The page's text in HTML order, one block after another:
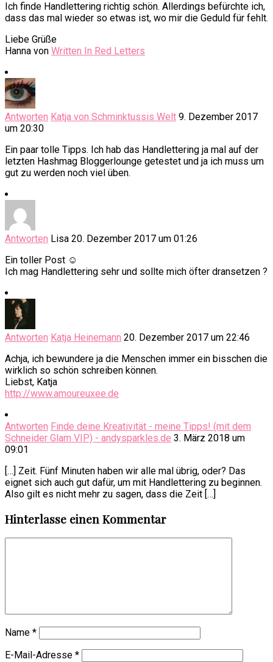
Ich finde Handlettering richtig schön. Allerdings befürchte ich,
dass das mal wieder so etwas ist, wo mir die Geduld für fehlt.
Liebe Grüße
Hanna von Written In Red Letters
Antworten Katja von Schminktussis Welt 9. Dezember 2017
um 20:30
Ein paar tolle Tipps. Ich hab das Handlettering ja mal auf der
letzten Hashmag Bloggerlounge getestet und ja ich muss um
gut zu werden noch viel üben.
Antworten Lisa 20. Dezember 2017 um 01:26
Ein toller Post ☺️
Ich mag Handlettering sehr und sollte mich öfter dransetzen ?
Antworten Katja Heinemann 20. Dezember 2017 um 22:46
Achja, ich bewundere ja die Menschen immer ein bisschen die
wirklich so schön schreiben können.
Liebst, Katja
http://www.amoureuxee.de
Antworten Finde deine Kreativität - meine Tipps! (mit dem
Schneider Glam VIP) - andysparkles.de 3. März 2018 um
09:01
[…] Zeit. Fünf Minuten haben wir alle mal übrig, oder? Das
eignet sich auch gut dafür, um mit Handlettering zu beginnen.
Also gilt es nicht mehr zu sagen, dass die Zeit […]
Hinterlasse einen Kommentar
Name *
E-Mail-Adresse *